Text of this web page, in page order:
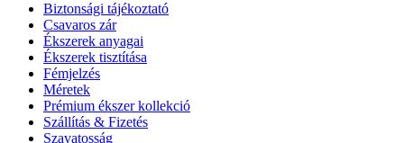
Biztonsági tájékoztató
Csavaros zár
Ékszerek anyagai
Ékszerek tisztítása
Fémjelzés
Méretek
Prémium ékszer kollekció
Szállítás & Fizetés
Szavatosság